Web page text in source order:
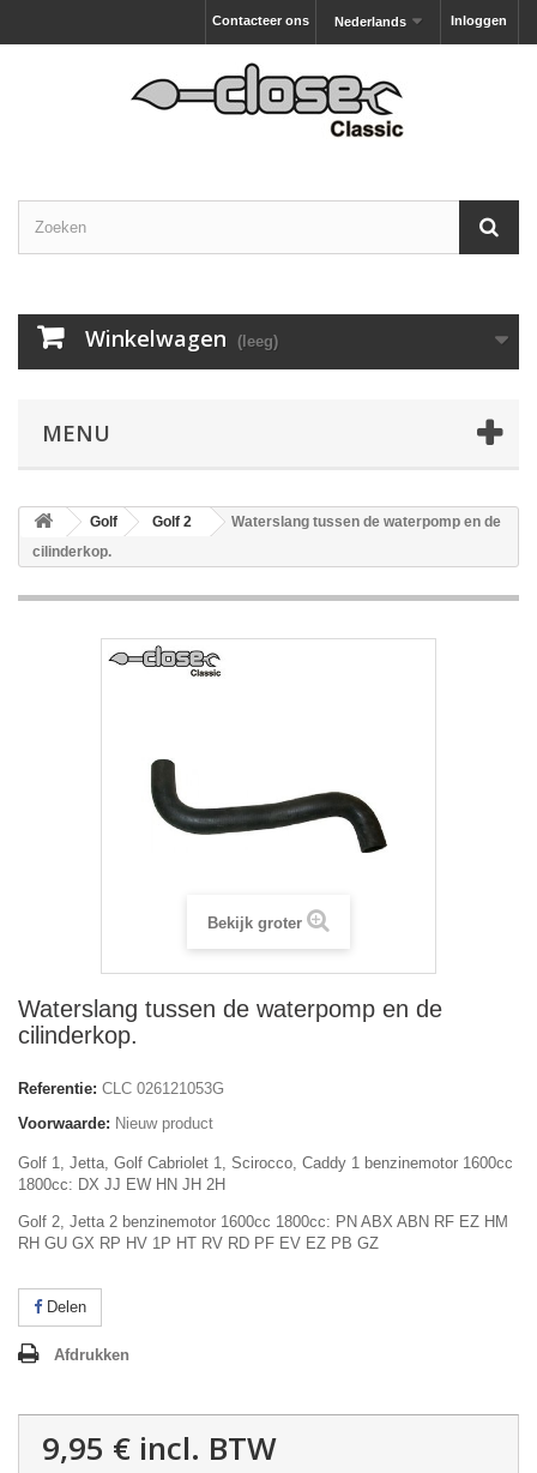
Inloggen
Nederlands
Contacteer ons
Winkelwagen (leeg)
MENU
Golf Golf 2
Waterslang tussen de waterpomp en de
cilinderkop.
Bekijk groter
Waterslang tussen de waterpomp en de
cilinderkop.
Referentie: CLC 026121053G
Voorwaarde: Nieuw product
Golf 1, Jetta, Golf Cabriolet 1, Scirocco, Caddy 1 benzinemotor 1600cc
1800cc: DX JJ EW HN JH 2H
Golf 2, Jetta 2 benzinemotor 1600cc 1800cc: PN ABX ABN RF EZ HM
RH GU GX RP HV 1P HT RV RD PF EV EZ PB GZ
Delen
Afdrukken
9,95 € incl. BTW